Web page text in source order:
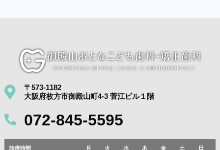
〒573-1182
大阪府枚方市御殿山町4-3 菅江ビル１階
072-845-5595
診療時間 月 火 水 木 金 土
日